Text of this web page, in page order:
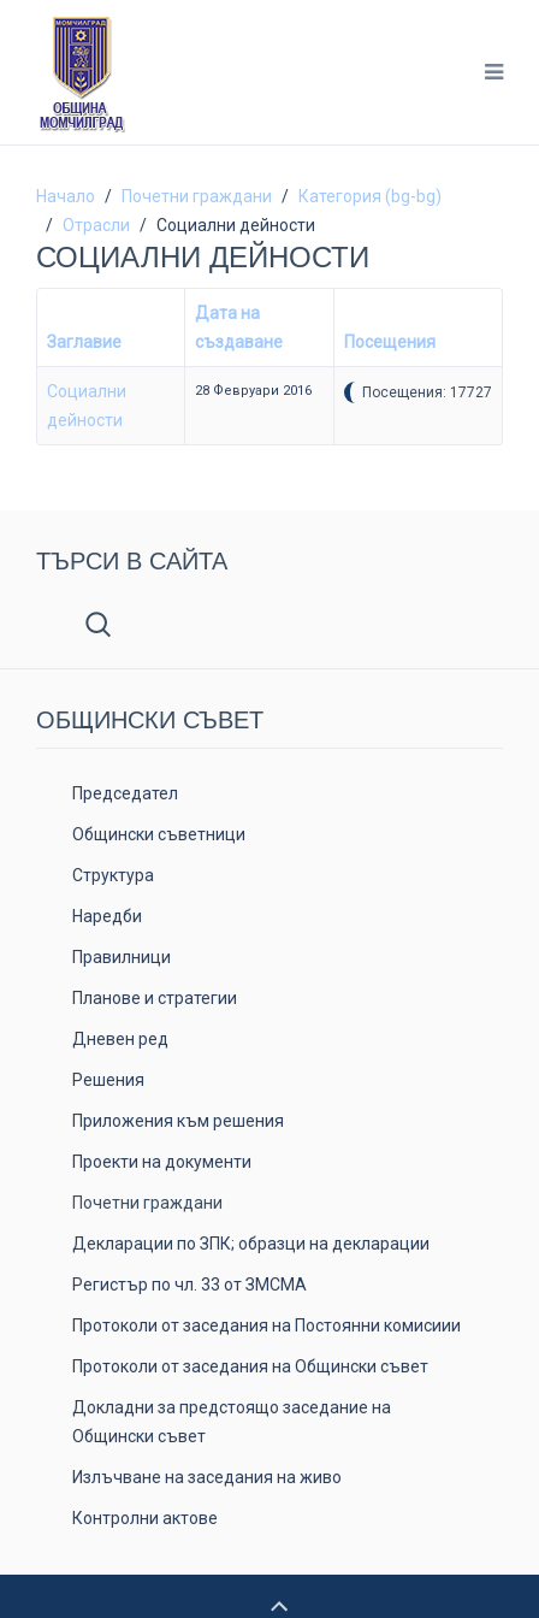
Начало Почетни граждани
Категория (bg-bg)
Отрасли
Социални дейности
СОЦИАЛНИ ДЕЙНОСТИ
Заглавие
Дата на
създаване
Посещения
Социални
дейности
28 Февруари 2016 Посещения: 17727
ТЪРСИ В САЙТА
ОБЩИНСКИ СЪВЕТ
Председател
Общински съветници
Структура
Наредби
Правилници
Планове и стратегии
Дневен ред
Решения
Приложения към решения
Проекти на документи
Почетни граждани
Декларации по ЗПК; образци на декларации
Регистър по чл. 33 от ЗМСМА
Протоколи от заседания на Постоянни комисиии
Протоколи от заседания на Общински съвет
Докладни за предстоящо заседание на
Общински съвет
Излъчване на заседания на живо
Контролни актове